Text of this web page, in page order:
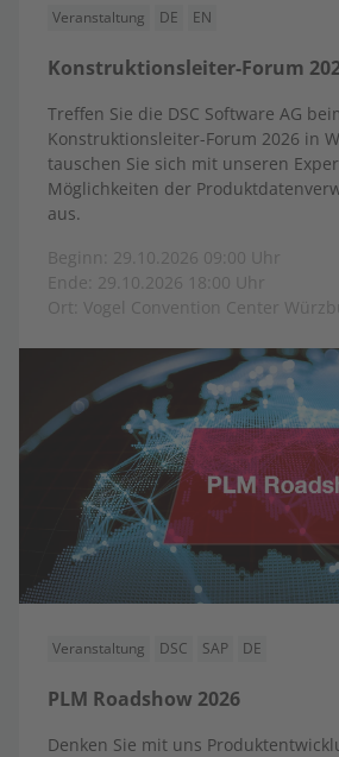
Veranstaltung DE EN
Konstruktionsleiter-Forum
Treffen Sie die DSC Software AG
Konstruktionsleiter-Forum 2026 in
tauschen Sie sich mit unseren
Möglichkeiten der
aus.
Beginn: 29.10.2026 09:00 Uhr
Ende: 29.10.2026 18:00 Uhr
Ort: Vogel Convention Center
Veranstaltung DSC SAP DE
PLM Roadshow 2026
Denken Sie mit uns